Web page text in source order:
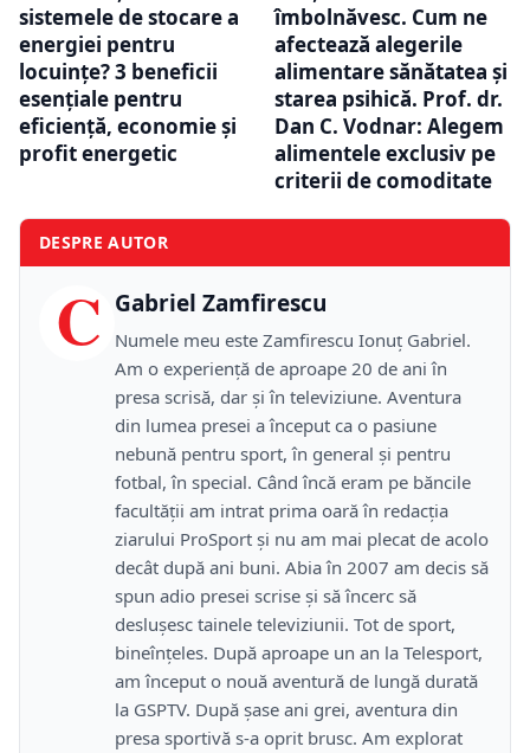
sistemele de stocare a
energiei pentru
locuințe? 3 beneficii
esențiale pentru
eficiență, economie și
profit energetic
îmbolnăvesc. Cum ne
afectează alegerile
alimentare sănătatea și
starea psihică. Prof. dr.
Dan C. Vodnar: Alegem
alimentele exclusiv pe
criterii de comoditate
DESPRE AUTOR
C Gabriel Zamfirescu
Numele meu este Zamfirescu Ionuţ Gabriel.
Am o experienţă de aproape 20 de ani în
presa scrisă, dar şi în televiziune. Aventura
din lumea presei a început ca o pasiune
nebună pentru sport, în general şi pentru
fotbal, în special. Când încă eram pe băncile
facultăţii am intrat prima oară în redacţia
ziarului ProSport şi nu am mai plecat de acolo
decât după ani buni. Abia în 2007 am decis să
spun adio presei scrise şi să încerc să
desluşesc tainele televiziunii. Tot de sport,
bineînţeles. După aproape un an la Telesport,
am început o nouă aventură de lungă durată
la GSPTV. După şase ani grei, aventura din
presa sportivă s-a oprit brusc. Am explorat